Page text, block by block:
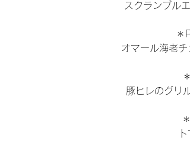
スクランブル
＊
オマール海老
豚ヒレのグリ